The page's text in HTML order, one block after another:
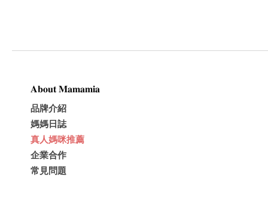
𝐀𝐛𝐨𝐮𝐭 𝐌𝐚𝐦𝐚𝐦𝐢𝐚
品牌介紹
媽媽日誌
真人媽咪推薦
企業合作
常見問題